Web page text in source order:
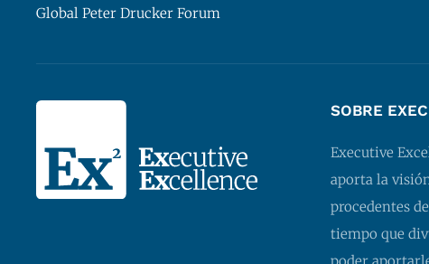
Global Peter Drucker Forum
SOBRE
Executive
aporta la
procedentes
tiempo que